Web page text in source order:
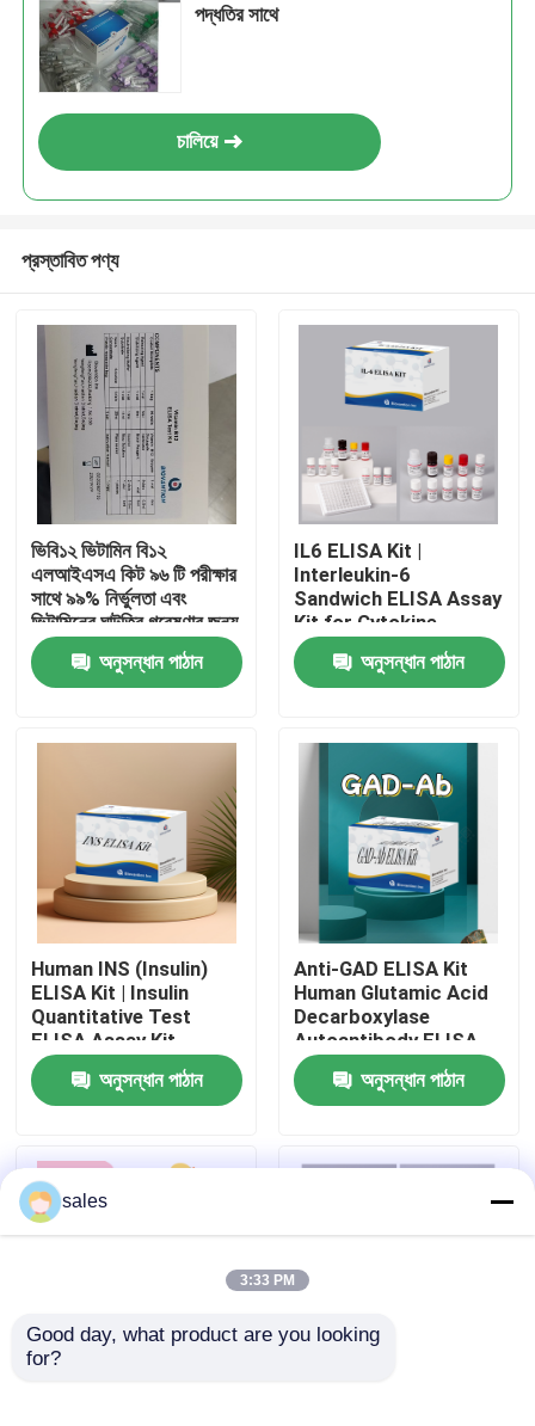
আমাদের সম্পর্কে
কারখানা ভ্রমণ
মান নিয়ন্ত্রণ
আমাদের সাথে যোগাযোগ করুন
খবর
VR Show
পদ্ধতির সাথে
চালিয়ে
প্রস্তাবিত পণ্য
ভিবি১২ ভিটামিন বি১২
এলআইএসএ কিট ৯৬ টি পরীক্ষার
সাথে ৯৯% নির্ভুলতা এবং
ভিটামিনের ঘাটতির গবেষণার জন্য
১ ঘন্টা পরীক্ষার সময়
অনুসন্ধান পাঠান
IL6 ELISA Kit |
Interleukin-6
Sandwich ELISA Assay
Kit for Cytokine
Quantitative Detection
in Biological Samples,
Serum, Plasma, Cell
অনুসন্ধান পাঠান
Human INS (Insulin)
ELISA Kit | Insulin
Quantitative Test
ELISA Assay Kit,
Sandwich ELISA For
Serum Plasma 96
Tests Laboratory
অনুসন্ধান পাঠান
Anti-GAD ELISA Kit
Human Glutamic Acid
Decarboxylase
Autoantibody ELISA
KiT GAD-Ab / GAD65
Autoantibody Enzyme
Linked
Test Kit
অনুসন্ধান পাঠান
sales
3:33 PM
Good day, what product are you looking
for?